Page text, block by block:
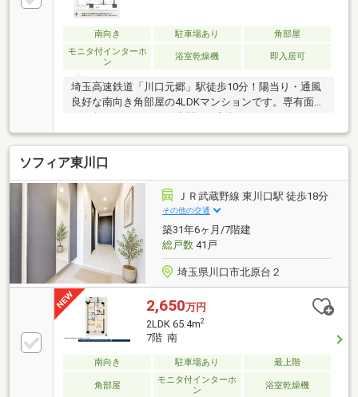
南向き 駐車場あり
角部屋
モニタ付インターホ
ン
浴室乾燥機 即入居可
埼玉高速鉄道「川口元郷」駅徒歩10分！陽当り・通風
良好な南向き角部屋の4LDKマンションです。専有面積
80㎡超のゆとりある住空間は、新規リノベーションに
より美しく生まれ変わりました。暮らしの中心となる
15帖越えのLDKには、家族との会話が弾むおしゃれな
フラット対面キッチンを採用。元郷南小学校まで徒歩
6分、サミットストア（スーパー）まで徒歩5分と生活
利便性も良い立地です。ペット飼育も可能（2匹ま
で・細則有）で、大切な家族と一緒に快適な暮らしを
スタートできます。アフターサービス保証付きで安
心。ぜひ現地でご体験ください！
ソフィア東川口
ＪＲ武蔵野線 東川口駅 徒歩18分
その他の交通
築31年6ヶ月/7階建
総戸数41戸
埼玉県川口市北原台２
2,650万円
2LDK 65.4m2
7階 南
南向き 駐車場あり 最上階
角部屋
モニタ付インターホ
ン
浴室乾燥機